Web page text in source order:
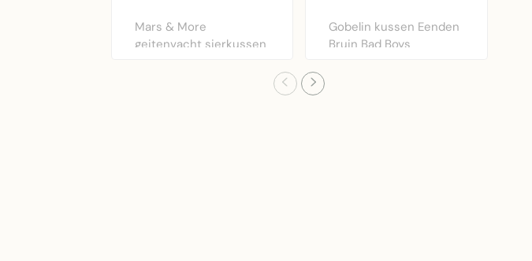
Mars & More
geitenvacht sierkussen
Gobelin kussen Eenden
Bruin Bad Boys